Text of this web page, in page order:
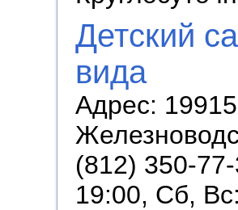
Детский
вида
Адрес:
(812) 350-
19:00, Сб,